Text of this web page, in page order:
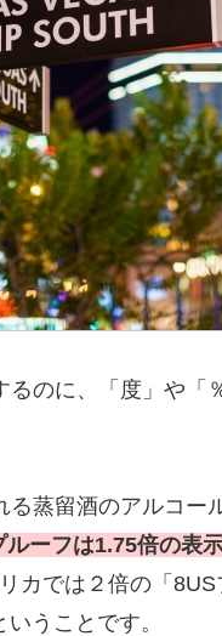
のに、「度」や「
蒸留酒のアルコー
ーフは1.75倍の表示
カでは２倍の「
うことです。